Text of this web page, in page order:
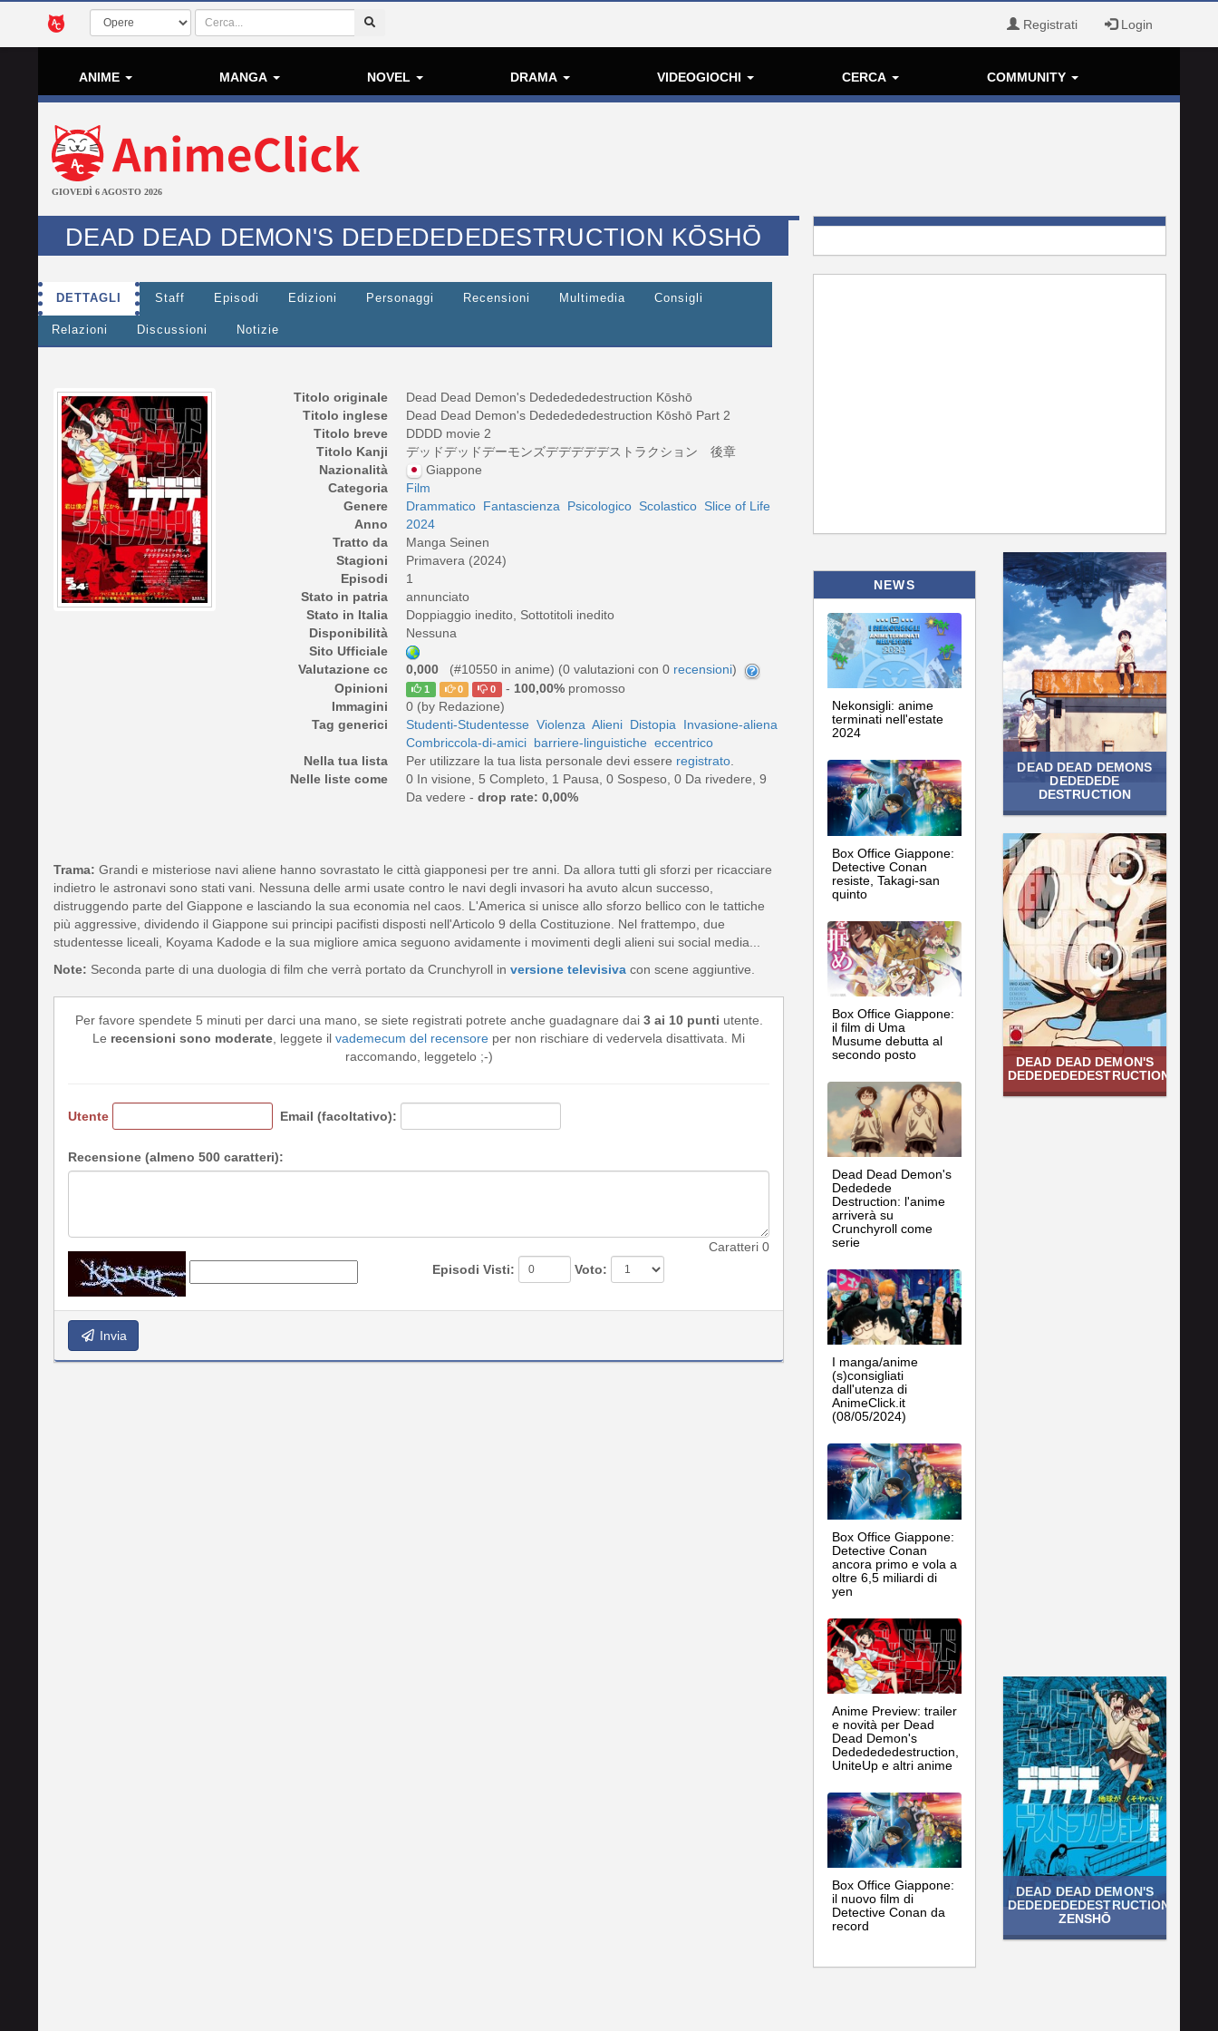
Registrati Login
ANIME MANGA NOVEL DRAMA VIDEOGIOCHI CERCA COMMUNITY
GIOVEDÌ 6 AGOSTO 2026
DEAD DEAD DEMON'S DEDEDEDEDESTRUCTION KŌSHŌ
DETTAGLI Staff Episodi Edizioni Personaggi Recensioni Multimedia Consigli
Relazioni Discussioni Notizie
Titolo originale
Dead Dead Demon's Dededededestruction Kōshō
Titolo inglese
Dead Dead Demon's Dededededestruction Kōshō Part 2
Titolo breve
DDDD movie 2
Titolo Kanji
デッドデッドデーモンズデデデデデストラクション 後章
Nazionalità
Giappone
Categoria
Film
Genere
Drammatico Fantascienza Psicologico Scolastico Slice of Life
Anno
2024
Tratto da
Manga Seinen
Stagioni
Primavera (2024)
Episodi
1
Stato in patria
annunciato
Stato in Italia
Doppiaggio inedito, Sottotitoli inedito
Disponibilità
Nessuna
Sito Ufficiale
Valutazione cc
0,000 (#10550 in anime) (0 valutazioni con 0 recensioni)
Opinioni
1 0 0 - 100,00%promosso
Immagini
0 (by Redazione)
Tag generici
Studenti-Studentesse Violenza Alieni Distopia
Invasione-aliena
Combriccola-di-amici barriere-linguistiche eccentrico
Nella tua lista
Per utilizzare la tua lista personale devi essere registrato
Nelle liste come
0 In visione, 5 Completo, 1 Pausa, 0 Sospeso, 0 Da rivedere, 9
Da vedere - drop rate: 0,00%
Trama: Grandi e misteriose navi aliene hanno sovrastato le città giapponesi per tre anni. Da allora tutti gli sforzi per ricacciare
indietro le astronavi sono stati vani. Nessuna delle armi usate contro le navi degli invasori ha avuto alcun successo,
distruggendo parte del Giappone e lasciando la sua economia nel caos. L'America si unisce allo sforzo bellico con le tattiche
più aggressive, dividendo il Giappone sui principi pacifisti disposti nell'Articolo 9 della Costituzione. Nel frattempo, due
studentesse liceali, Koyama Kadode e la sua migliore amica seguono avidamente i movimenti degli alieni sui social media...
Note: Seconda parte di una duologia di film che verrà portato da Crunchyroll in versione televisiva con scene aggiuntive.
Per favore spendete 5 minuti per darci una mano, se siete registrati potrete anche guadagnare dai 3 ai 10 punti utente.
Le recensioni sono moderate , leggete il vademecum del recensore per non rischiare di vedervela disattivata. Mi
raccomando, leggetelo ;-)
Utente Email (facoltativo):
Recensione (almeno 500 caratteri):
Caratteri 0
Episodi Visti:
Voto:
Invia
NEWS
Nekonsigli: anime
terminati nell'estate
2024
Box Office Giappone:
Detective Conan
resiste, Takagi-san
quinto
Box Office Giappone:
il film di Uma
Musume debutta al
secondo posto
Dead Dead Demon's
Dededede
Destruction: l'anime
arriverà su
Crunchyroll come
serie
I manga/anime
(s)consigliati
dall'utenza di
AnimeClick.it
(08/05/2024)
Box Office Giappone:
Detective Conan
ancora primo e vola a
oltre 6,5 miliardi di
yen
Anime Preview: trailer
e novità per Dead
Dead Demon's
Dededededestruction,
UniteUp e altri anime
Box Office Giappone:
il nuovo film di
Detective Conan da
record
DEAD DEAD DEMONS
DEDEDEDE
DESTRUCTION
DEAD DEAD DEMON'S
DEDEDEDEDESTRUCTION
DEAD DEAD DEMON'S
DEDEDEDEDESTRUCTION
ZENSHŌ